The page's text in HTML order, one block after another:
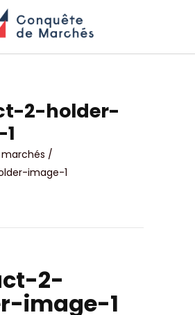
2-holder-
/
image-1
2-
image-1